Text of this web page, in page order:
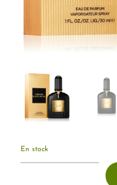
En stock